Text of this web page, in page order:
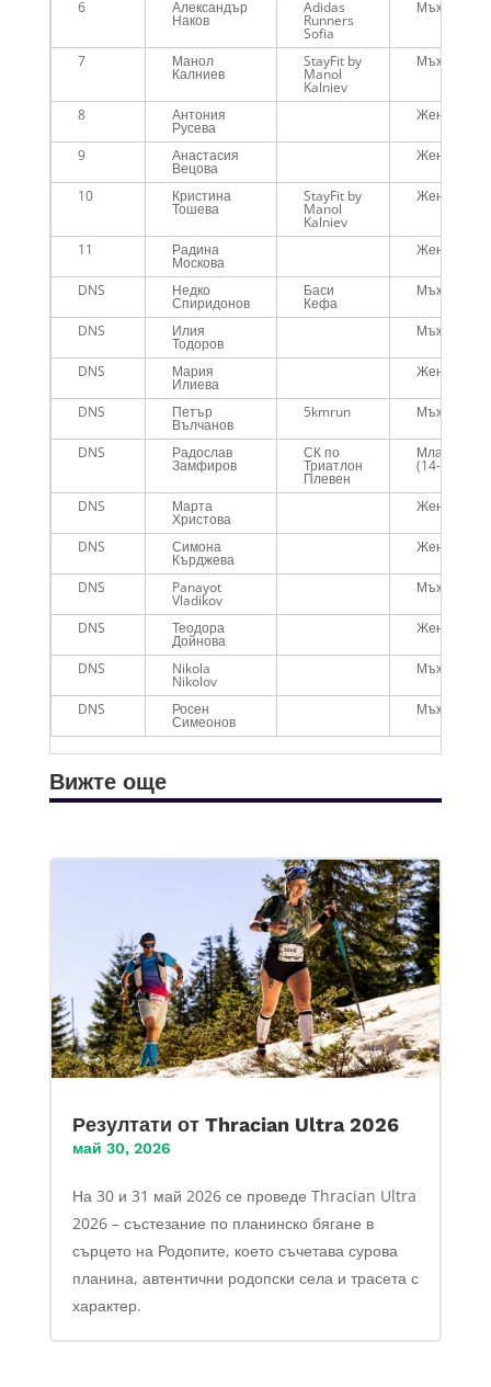
6
Александър
Наков
Adidas
Runners
Sofia
Мъже
7 Манол
Калниев
StayFit by
Manol
Kalniev
Мъже
8 Антония
Русева
Жени
9 Анастасия
Вецова
Жени
10 Кристина
Тошева
StayFit by
Manol
Kalniev
Жени
11 Радина
Москова
Жени
DNS Недко
Спиридонов
Баси
Кефа
Мъже
DNS Илия
Тодоров
Мъже
DNS Мария
Илиева
Жени
DNS Петър
Вълчанов
5kmrun Мъже
DNS Радослав
Замфиров
СК по
Триатлон
Плевен
Младежи
(14-18)
DNS Марта
Христова
Жени
DNS Симона
Кърджева
Жени
DNS Panayot
Vladikov
Мъже
DNS Теодора
Дойнова
Жени
DNS Nikola
Nikolov
Мъже
DNS Росен
Симеонов
Мъже
Вижте още
Резултати от Thracian Ultra 2026
май 30, 2026
На 30 и 31 май 2026 се проведе Thracian Ultra
2026 – състезание по планинско бягане в
сърцето на Родопите, което съчетава сурова
планина, автентични родопски села и трасета с
характер.